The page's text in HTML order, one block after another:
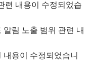
련 내용이 수정되었습
알림 노출 범위 관련 내
용이 수정되었습니